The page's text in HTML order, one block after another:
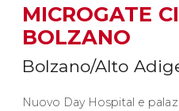
MICROGATE
BOLZANO
Bolzano/Alto
Nuovo Day Hospital e